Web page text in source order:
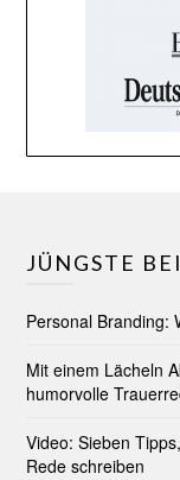
JÜNGSTE
Personal Branding:
Mit einem Lächeln
humorvolle
Video: Sieben
Rede schreiben